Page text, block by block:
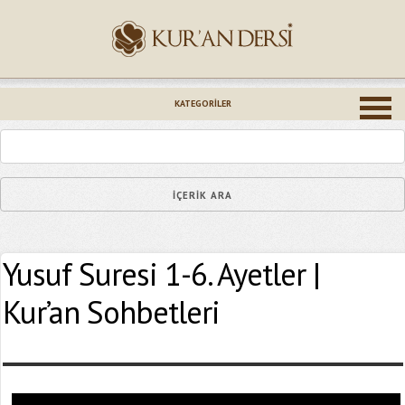
KATEGORILER
Yusuf Suresi 1-6. Ayetler |
Kur’an Sohbetleri
Epostanız (*)
Yaşadığınız Hatanın Ayrıntıları